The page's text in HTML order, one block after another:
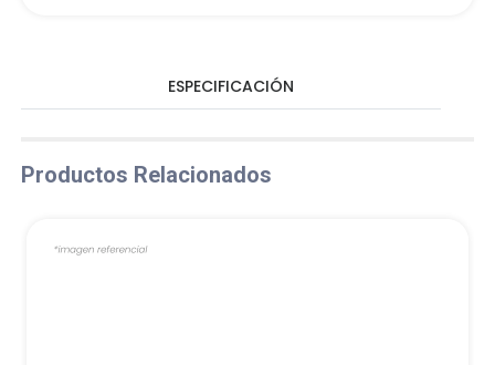
ESPECIFICACIÓN
Productos Relacionados